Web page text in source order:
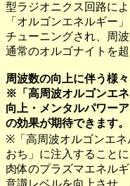
型ラジオニクス回路によ
「オルゴンエネルギー
チューニングされ、周波
通常のオルゴナイトを
周波数の向上に伴う様
※「高周波オルゴンエ
向上・メンタルパワー
の効果が期待できます。
※「高周波オルゴンエ
おち」に注入することに
肉体のプラズマエネル